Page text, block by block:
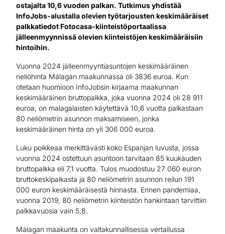
ostajalta 10,6 vuoden palkan. Tutkimus yhdistää
InfoJobs-alustalla olevien työtarjousten keskimääräiset
palkkatiedot Fotocasa-kiinteistöportaalissa
jälleenmyynnissä olevien kiinteistöjen keskimääräisiin
hintoihin.
Vuonna 2024 jälleenmyyntiasuntojen keskimääräinen
neliöhinta Málagan maakunnassa oli 3836 euroa. Kun
otetaan huomioon InfoJobsin kirjaama maakunnan
keskimääräinen bruttopalkka, joka vuonna 2024 oli 28 911
euroa, on malagalaisten käytettävä 10,6 vuotta palkastaan
80 neliömetrin asunnon maksamiseen, jonka
keskimääräinen hinta on yli 306 000 euroa.
Luku poikkeaa merkittävästi koko Espanjan luvusta, jossa
vuonna 2024 ostettuun asuntoon tarvitaan 85 kuukauden
bruttopalkka eli 7,1 vuotta. Tulos muodostuu 27 060 euron
bruttokeskipalkasta ja 80 neliömetrin asunnon reilun 191
000 euron keskimääräisestä hinnasta. Ennen pandemiaa,
vuonna 2019, 80 neliömetrin kiinteistön hankintaan tarvittiin
palkkavuosia vain 5,8.
Málagan maakunta on valtakunnallisessa vertailussa